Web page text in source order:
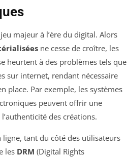
majeur à l’ère du digital. Alors
ne cesse de croître, les
heurtent à des problèmes tels que
sur internet, rendant nécessaire
place. Par exemple, les systèmes
peuvent offrir une
des créations.
tant du côté des utilisateurs
les DRM (Digital Rights